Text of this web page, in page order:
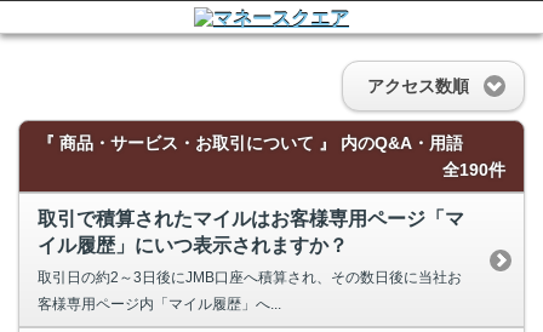
アクセス数順
『 商品・サービス・お取引について 』 内のQ&A・用語
全190件
取引で積算されたマイルはお客様専用ページ「マ
イル履歴」にいつ表示されますか？
取引日の約2～3日後にJMB口座へ積算され、その数日後に当社お
客様専用ページ内「マイル履歴」へ...